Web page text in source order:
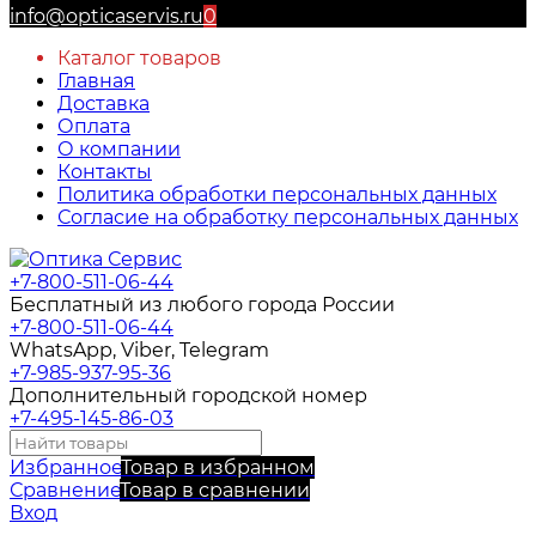
info@opticaservis.ru0
Каталог товаров
Главная
Доставка
Оплата
О компании
Контакты
Политика обработки персональных данных
Согласие на обработку персональных данных
+7-800-511-06-44
Бесплатный из любого города России
+7-800-511-06-44
WhatsApp, Viber, Telegram
+7-985-937-95-36
Дополнительный городской номер
+7-495-145-86-03
ИзбранноеТовар в избранном
СравнениеТовар в сравнении
Вход